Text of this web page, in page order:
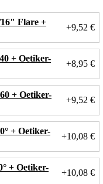
Flare +
+9,52 €
+ Oetiker-
+8,95 €
+ Oetiker-
+9,52 €
+ Oetiker-
+10,08 €
+ Oetiker-
+10,08 €